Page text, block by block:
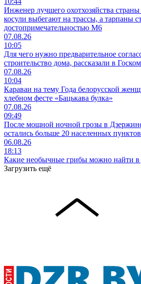
Инженер лучшего охотхозяйства
косули выбегают на трассы, а тарпаны
достопримечательностью М6
07.08.26
10:05
Для чего нужно предварительное
строительство дома, рассказали в
07.08.26
10:04
Караваи на тему Года белорусской
хлебном фесте «Бацькава булка»
07.08.26
09:49
После мощной ночной грозы в
остались больше 20 населенных пунктов
06.08.26
18:13
Какие необычные грибы можно найти в
Загрузить ещё